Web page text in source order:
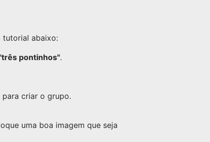
tutorial abaixo:
pontinhos".
para criar o grupo.
uma boa imagem que seja